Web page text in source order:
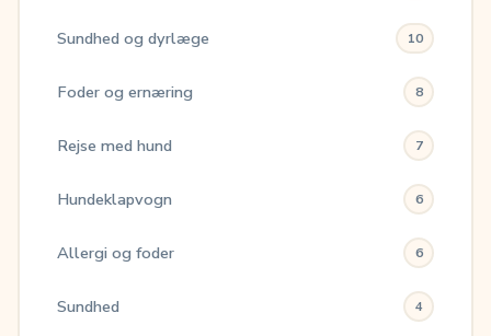
Sundhed og dyrlæge 10
Foder og ernæring 8
Rejse med hund 7
Hundeklapvogn 6
Allergi og foder 6
Sundhed 4